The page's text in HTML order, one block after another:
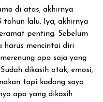
di atas, akhirnya
tahun lalu. Iya, akhirnya
penting. Sebelum
harus mencintai diri
apa saja yang
dikasih otak, emosi,
tapi kadang saya
apa yang dikasih